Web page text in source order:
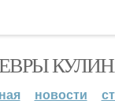
новости